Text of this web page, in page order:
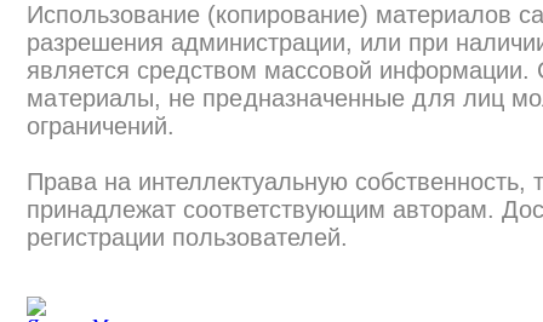
Использование (копирование) материалов
разрешения администрации, или при
является средством массовой информации.
материалы, не предназначенные для лиц
ограничений.
Права на интеллектуальную собственность,
принадлежат соответствующим авторам.
регистрации пользователей.